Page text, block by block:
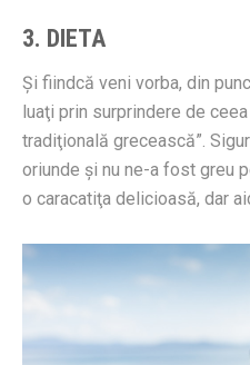
3. DIETA
Şi fiindcă veni vorba, din
luaţi prin surprindere de
tradiţională grecească”.
oriunde şi nu ne-a fost greu
o caracatiţa delicioasă, dar